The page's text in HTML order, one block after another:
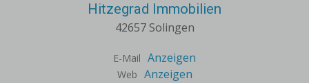
Hitzegrad Immobilien
42657 Solingen
E-Mail Anzeigen
Web Anzeigen